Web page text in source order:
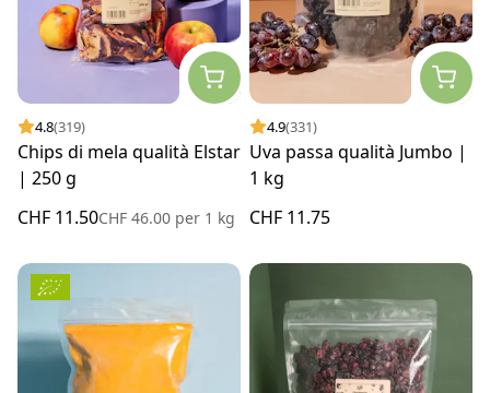
4.8(319)
Chips di mela qualità Elstar
| 250 g
CHF 11.50CHF 46.00 per 1 kg
4.9(331)
Uva passa qualità Jumbo |
1 kg
CHF 11.75